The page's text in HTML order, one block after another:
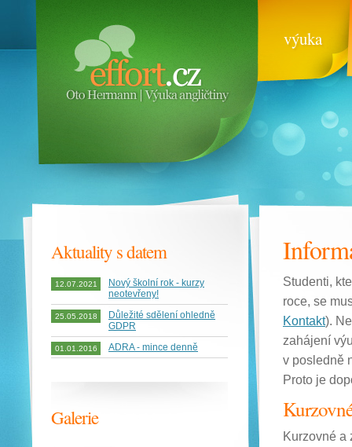
výuka
Studenti,
roce, se
Kontakt).
zahájení
v posledně
Proto je
Kurzovné a
Aktuality s datem
12.07.2021
Nový školní rok - kurzy
neotevřeny!
25.05.2018
Důležité sdělení ohledně
GDPR
01.01.2016 ADRA - mince denně
Galerie